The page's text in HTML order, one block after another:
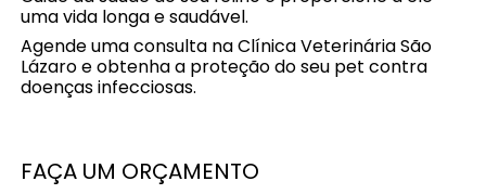
uma vida longa e saudável.
Agende uma consulta na Clínica Veterinária São
Lázaro e obtenha a proteção do seu pet contra
doenças infecciosas.
FAÇA UM ORÇAMENTO